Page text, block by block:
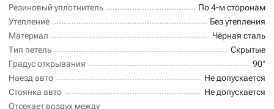
Резиновый уплотнитель
По 4-м сторонам
Утепление
Без утепления
Материал
Чёрная сталь
Тип петель
Скрытые
Градус открывания
90°
Наезд авто
Не допускается
Стоянка авто
Не допускается
Отсекает воздух между